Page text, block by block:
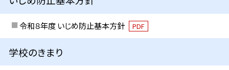
令和８年度 いじめ防止基本方針 PDF
学校のきまり